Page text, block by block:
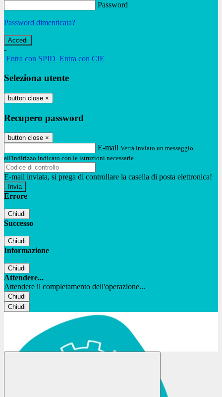
Password
Password dimenticata?
-
Entra con SPID Entra con CIE
Seleziona utente
button close ×
Recupero password
button close ×
E-mail Verrà inviato un messaggio
all'indirizzo indicato con le istruzioni necessarie.
E-mail inviata, si prega di controllare la casella di posta elettronica!
Errore
Chiudi
Successo
Chiudi
Informazione
Chiudi
Attendere...
Attendere il completamento dell'operazione...
Chiudi
Chiudi